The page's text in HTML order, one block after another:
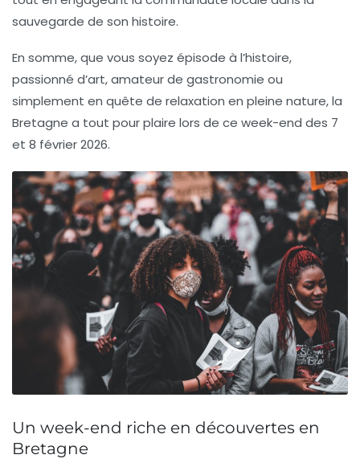
sauvegarde de son histoire.
En somme, que vous soyez épisode à l’histoire,
passionné d’art, amateur de gastronomie ou
simplement en quête de relaxation en pleine nature, la
Bretagne a tout pour plaire lors de ce week-end des 7
et 8 février 2026.
Un week-end riche en découvertes en
Bretagne